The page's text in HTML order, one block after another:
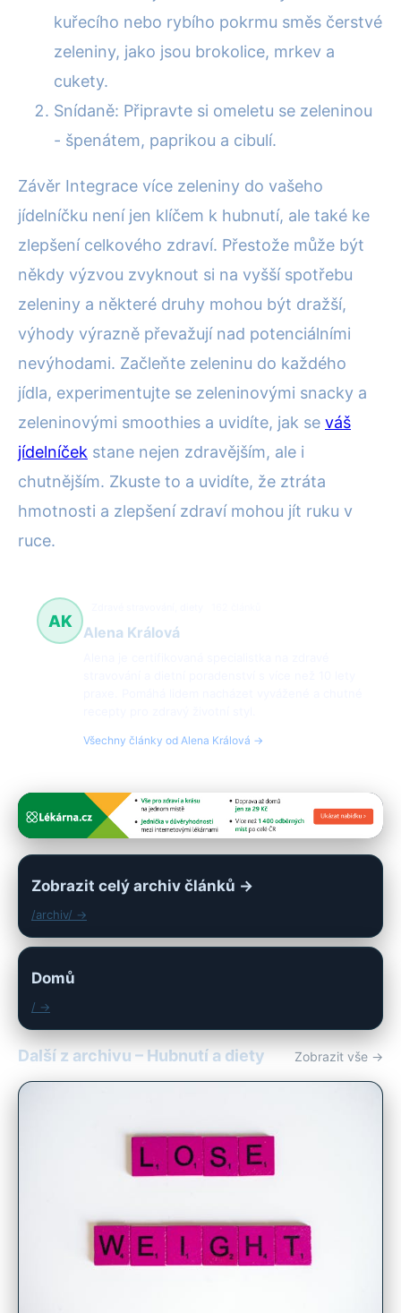
kuřecího nebo rybího pokrmu směs čerstvé
zeleniny, jako jsou brokolice, mrkev a
cukety.
Snídaně: Připravte si omeletu se zeleninou
- špenátem, paprikou a cibulí.
Závěr Integrace více zeleniny do vašeho
jídelníčku není jen klíčem k hubnutí, ale také ke
zlepšení celkového zdraví. Přestože může být
někdy výzvou zvyknout si na vyšší spotřebu
zeleniny a některé druhy mohou být dražší,
výhody výrazně převažují nad potenciálními
nevýhodami. Začleňte zeleninu do každého
jídla, experimentujte se zeleninovými snacky a
zeleninovými smoothies a uvidíte, jak se váš
jídelníček stane nejen zdravějším, ale i
chutnějším. Zkuste to a uvidíte, že ztráta
hmotnosti a zlepšení zdraví mohou jít ruku v
ruce.
AK
Alena Králová
Všechny články od Alena Králová →
Zobrazit celý archiv článků →
/archiv/ →
Domů
/ →
Další z archivu – Hubnutí a diety Zobrazit vše →